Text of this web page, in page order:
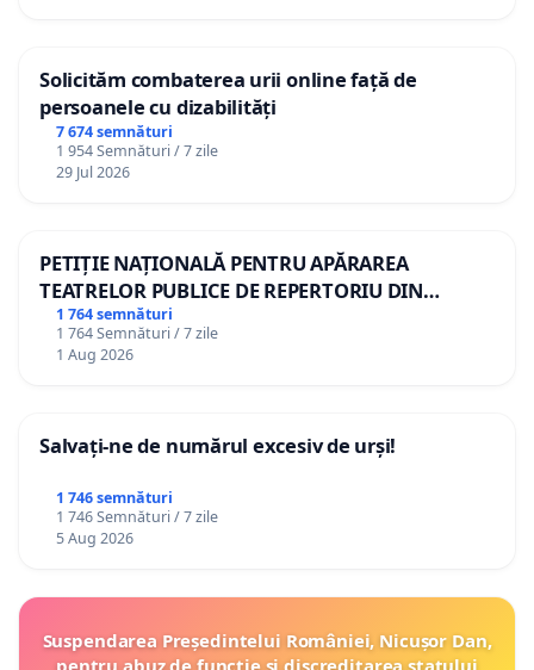
Solicităm combaterea urii online față de
persoanele cu dizabilități
7 674 semnături
1 954 Semnături / 7 zile
29 Jul 2026
PETIȚIE NAȚIONALĂ PENTRU APĂRAREA
TEATRELOR PUBLICE DE REPERTORIU DIN
ROMÂNIA
1 764 semnături
1 764 Semnături / 7 zile
1 Aug 2026
Salvați-ne de numărul excesiv de urși!
1 746 semnături
1 746 Semnături / 7 zile
5 Aug 2026
Suspendarea Președintelui României, Nicușor Dan,